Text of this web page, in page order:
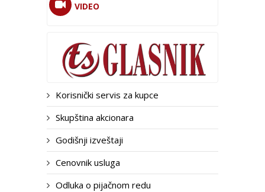
VIDEO
Korisnički servis za kupce
Skupština akcionara
Godišnji izveštaji
Cenovnik usluga
Odluka o pijačnom redu